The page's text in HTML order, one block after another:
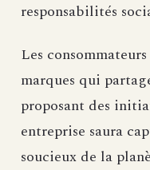
responsabilités
Les
marques qui
proposant des
entreprise saura
soucieux de la